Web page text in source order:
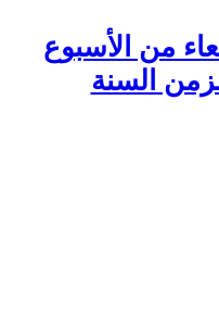
– 2026 الأربعاء من الأسبوع
لزمن السنة